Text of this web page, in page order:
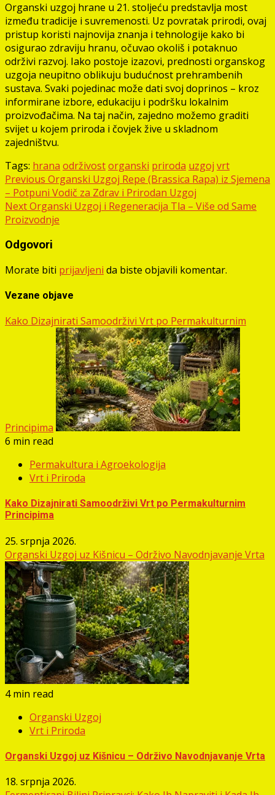
Organski uzgoj hrane u 21. stoljeću predstavlja most
između tradicije i suvremenosti. Uz povratak prirodi, ovaj
pristup koristi najnovija znanja i tehnologije kako bi
osigurao zdraviju hranu, očuvao okoliš i potaknuo
održivi razvoj. Iako postoje izazovi, prednosti organskog
uzgoja neupitno oblikuju budućnost prehrambenih
sustava. Svaki pojedinac može dati svoj doprinos – kroz
informirane izbore, edukaciju i podršku lokalnim
proizvođačima. Na taj način, zajedno možemo graditi
svijet u kojem priroda i čovjek žive u skladnom
zajedništvu.
Tags: hrana održivostorganski priroda uzgoj vrt
Post
navigation
Previous Organski Uzgoj Repe (Brassica Rapa) iz Sjemena
– Potpuni Vodič za Zdrav i Prirodan Uzgoj
NextOrganski Uzgoj i Regeneracija Tla – Više od Same
Proizvodnje
Odgovori
Morate biti prijavljeni da biste objavili komentar.
Vezane objave
Kako Dizajnirati Samoodrživi Vrt po Permakulturnim
Principima
6 min read
Permakultura i Agroekologija
Vrt i Priroda
Kako Dizajnirati Samoodrživi Vrt po Permakulturnim
Principima
25. srpnja 2026.
Organski Uzgoj uz Kišnicu – Održivo Navodnjavanje Vrta
4 min read
Organski Uzgoj
Vrt i Priroda
Organski Uzgoj uz Kišnicu – Održivo Navodnjavanje Vrta
18. srpnja 2026.